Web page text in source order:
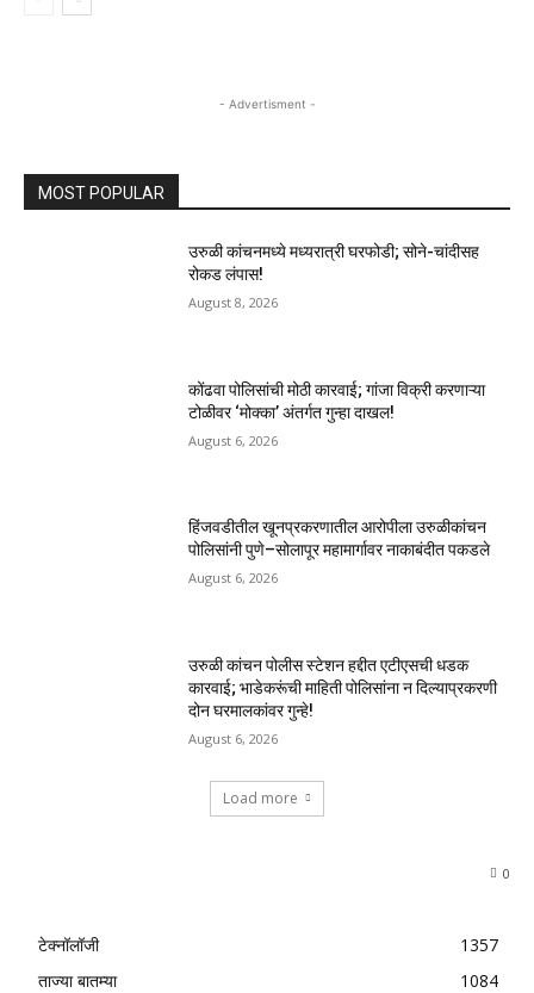
- Advertisment -
MOST POPULAR
उरुळी कांचनमध्ये मध्यरात्री घरफोडी; सोने-चांदीसह
रोकड लंपास!
August 8, 2026
कोंढवा पोलिसांची मोठी कारवाई; गांजा विक्री करणाऱ्या
टोळीवर ‘मोक्का’ अंतर्गत गुन्हा दाखल!
August 6, 2026
हिंजवडीतील खूनप्रकरणातील आरोपीला उरुळीकांचन
पोलिसांनी पुणे–सोलापूर महामार्गावर नाकाबंदीत पकडले
August 6, 2026
उरुळी कांचन पोलीस स्टेशन हद्दीत एटीएसची धडक
कारवाई; भाडेकरूंची माहिती पोलिसांना न दिल्याप्रकरणी
दोन घरमालकांवर गुन्हे!
August 6, 2026
Load more
0
टेक्नॉलॉजी
1357
ताज्या बातम्या
1084